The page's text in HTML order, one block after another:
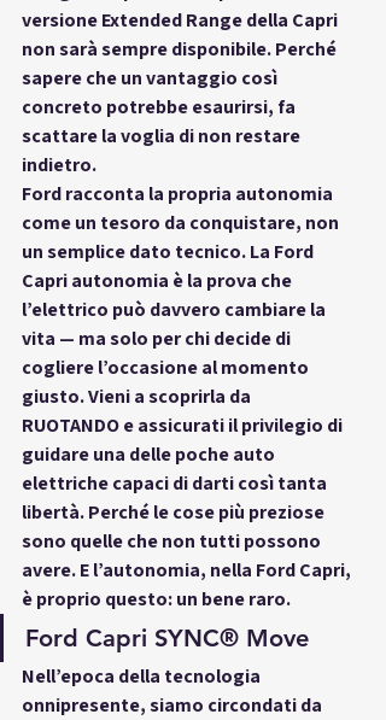
versione Extended Range della Capri
non sarà sempre disponibile. Perché
sapere che un vantaggio così
concreto potrebbe esaurirsi, fa
scattare la voglia di non restare
indietro.
Ford racconta la propria autonomia
come un tesoro da conquistare, non
un semplice dato tecnico. La Ford
Capri autonomia è la prova che
l’elettrico può davvero cambiare la
vita — ma solo per chi decide di
cogliere l’occasione al momento
giusto. Vieni a scoprirla da
RUOTANDO e assicurati il privilegio di
guidare una delle poche auto
elettriche capaci di darti così tanta
libertà. Perché le cose più preziose
sono quelle che non tutti possono
avere. E l’autonomia, nella Ford Capri,
è proprio questo: un bene raro.
Ford Capri SYNC® Move
Nell’epoca della tecnologia
onnipresente, siamo circondati da